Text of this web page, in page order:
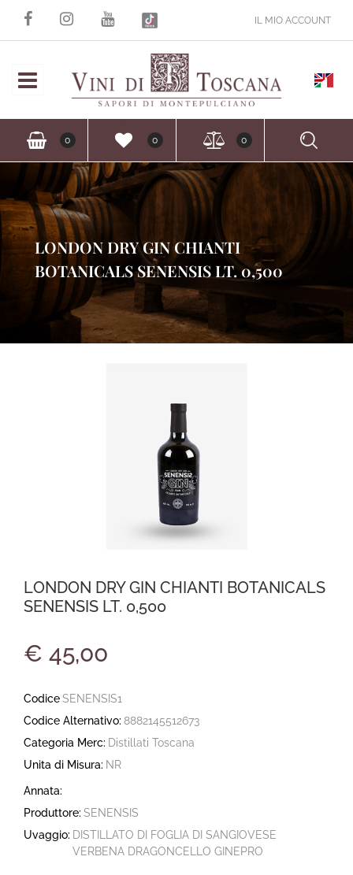
IL MIO ACCOUNT
0 0 0
LONDON DRY GIN CHIANTI
BOTANICALS SENENSIS LT. 0,500
LONDON DRY GIN CHIANTI BOTANICALS
SENENSIS LT. 0,500
€ 45,00
CodiceSENENSIS1
Codice Alternativo: 8882145512673
Categoria Merc: Distillati Toscana
Unita di Misura: NR
Annata:
Produttore: SENENSIS
Uvaggio: DISTILLATO DI FOGLIA DI SANGIOVESE
VERBENA DRAGONCELLO GINEPRO